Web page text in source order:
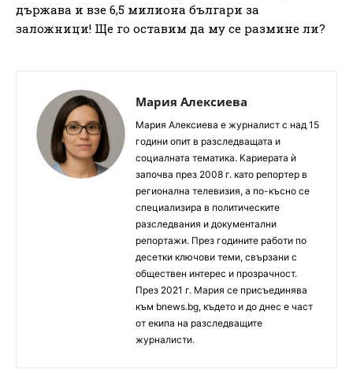
държава и взе 6,5 милиона българи за
заложници! Ще го оставим да му се размине ли?
Мария Алексиева
Мария Алексиева е журналист с над 15
години опит в разследващата и
социалната тематика. Кариерата ѝ
започва през 2008 г. като репортер в
регионална телевизия, а по-късно се
специализира в политическите
разследвания и документални
репортажи. През годините работи по
десетки ключови теми, свързани с
обществен интерес и прозрачност.
През 2021 г. Мария се присъединява
към bnews.bg, където и до днес е част
от екипа на разследващите
журналисти.